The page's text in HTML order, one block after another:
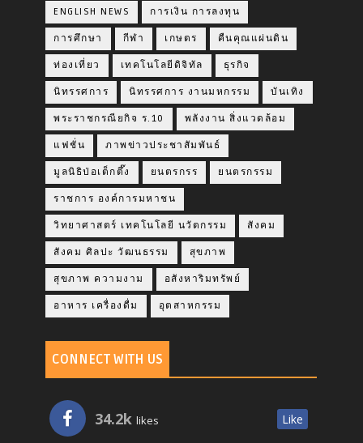
ENGLISH NEWS การเงิน การลงทุน
การศึกษา กีฬา เกษตร คืนคุณแผ่นดิน
ท่องเที่ยว เทคโนโลยีดิจิทัล ธุรกิจ
นิทรรศการ นิทรรศการ งานมหกรรม บันเทิง
พระราชกรณียกิจ ร.10 พลังงาน สิ่งแวดล้อม
แฟชั่น ภาพข่าวประชาสัมพันธ์
มูลนิธิป่อเต็กตึ๊ง ยนตรกรร ยนตรกรรม
ราชการ องค์การมหาชน
วิทยาศาสตร์ เทคโนโลยี นวัตกรรม สังคม
สังคม ศิลปะ วัฒนธรรม สุขภาพ
สุขภาพ ความงาม อสังหาริมทรัพย์
อาหาร เครื่องดื่ม อุตสาหกรรม
CONNECT WITH US
34.2k likes Like